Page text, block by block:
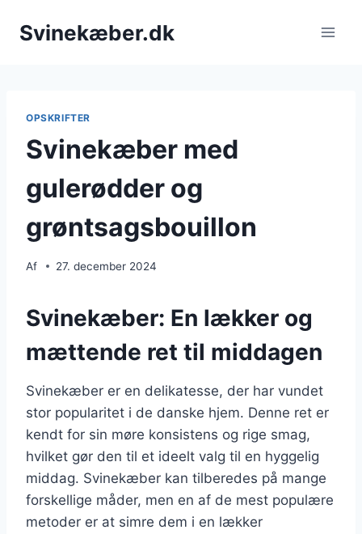
Svinekæber.dk
OPSKRIFTER
Svinekæber med
gulerødder og
grøntsagsbouillon
Af 27. december 2024
Svinekæber: En lækker og
mættende ret til middagen
Svinekæber er en delikatesse, der har vundet
stor popularitet i de danske hjem. Denne ret er
kendt for sin møre konsistens og rige smag,
hvilket gør den til et ideelt valg til en hyggelig
middag. Svinekæber kan tilberedes på mange
forskellige måder, men en af de mest populære
metoder er at simre dem i en lækker